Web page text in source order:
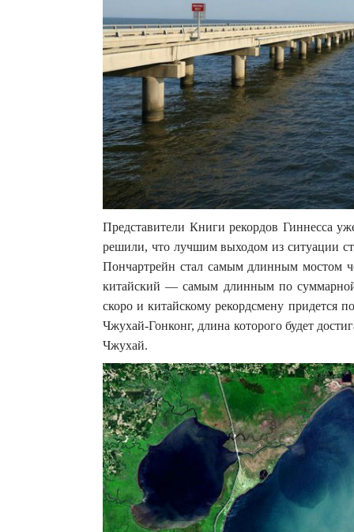
Представители Книги рекордов Гиннесса
решили, что лучшим выходом из ситуации
Пончартрейн стал самым длинным мостом
китайский — самым длинным по
скоро и китайскому рекордсмену придется
Чжухай-Гонконг, длина которого будет
Чжухай.